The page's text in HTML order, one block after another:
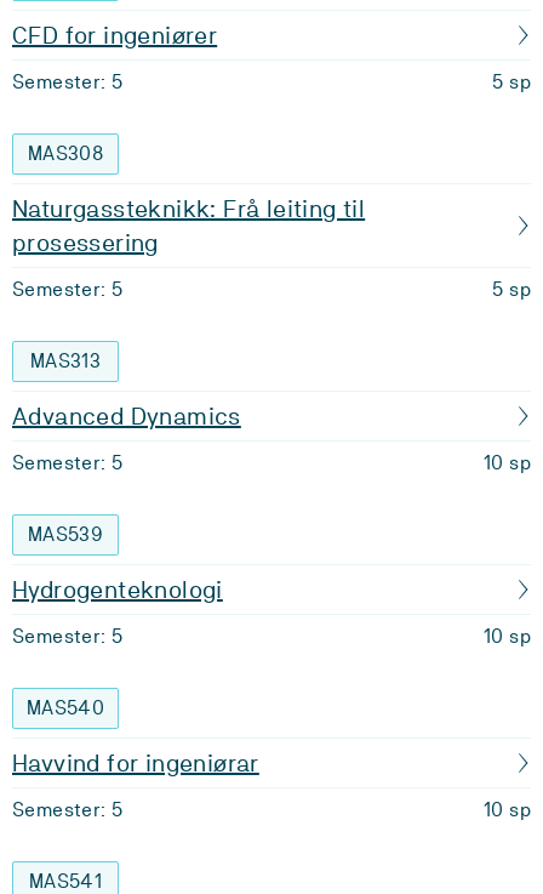
CFD for ingeniører
Semester: 5 5 sp
MAS308
Naturgassteknikk: Frå leiting til
prosessering
Semester: 5 5 sp
MAS313
Advanced Dynamics
Semester: 5 10 sp
MAS539
Hydrogenteknologi
Semester: 5 10 sp
MAS540
Havvind for ingeniørar
Semester: 5 10 sp
MAS541